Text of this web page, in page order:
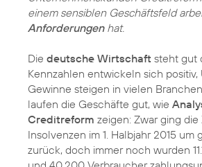
einem sensiblen Geschäftsfeld
Anforderungenhat.
Die deutsche Wirtschaft steht gut
Kennzahlen entwickeln sich positiv,
Gewinne steigen in vielen
laufen die Geschäfte gut, wie
Creditreform zeigen: Zwar ging die
Insolvenzen im 1. Halbjahr 2015 um
zurück, doch immer noch wurden